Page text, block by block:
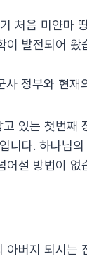
처음 미얀마
이 발전되어
사 정부와 현
있는 첫번째
니다. 하나님
어설 방법이 없
아버지 되시는